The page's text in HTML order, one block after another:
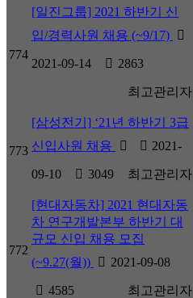
774
[일진그룹] 2021 하반기 신
입/경력사원 채용 (~9/17)
2021-09-14 2863
최고관리자
773
[삼성전기] ‘21년 하반기 3급
신입사원 채용
2021-
09-10 3049 최고관리자
772
[현대자동차] 2021 현대자동
차 연구개발본부 하반기 대
규모 신입 채용 모집
(~9.27(월))
2021-09-08
4585 최고관리자